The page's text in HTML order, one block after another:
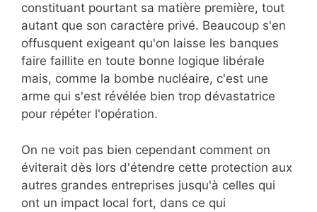
constituant pourtant sa matière première, tout
autant que son caractère privé. Beaucoup s'en
offusquent exigeant qu'on laisse les banques
faire faillite en toute bonne logique libérale
mais, comme la bombe nucléaire, c'est une
arme qui s'est révélée bien trop dévastatrice
pour répéter l'opération.
On ne voit pas bien cependant comment on
éviterait dès lors d'étendre cette protection aux
autres grandes entreprises jusqu'à celles qui
ont un impact local fort, dans ce qui